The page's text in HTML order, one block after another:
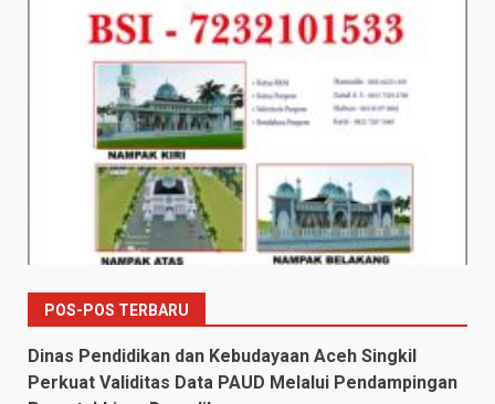
POS-POS TERBARU
Dinas Pendidikan dan Kebudayaan Aceh Singkil
Perkuat Validitas Data PAUD Melalui Pendampingan